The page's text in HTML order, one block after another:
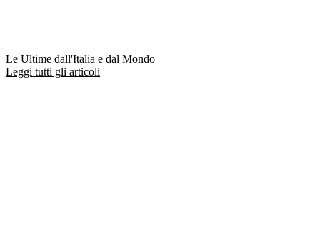
Le Ultime dall'Italia e dal Mondo
Leggi tutti gli articoli